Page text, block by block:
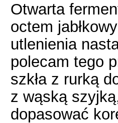
Otwarta
octem
utlenienia
polecam tego
szkła z rurką
z wąską
dopasować